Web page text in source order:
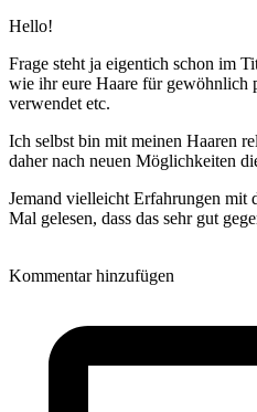
Hello!
Frage steht ja eigentich schon im
wie ihr eure Haare für gewöhnlich
verwendet etc.
Ich selbst bin mit meinen Haaren
daher nach neuen Möglichkeiten
Jemand vielleicht Erfahrungen mit
Mal gelesen, dass das sehr gut
Kommentar hinzufügen